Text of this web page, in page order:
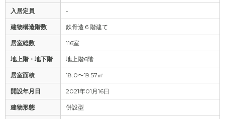
入居定員 -
建物構造階数 鉄骨造６階建て
居室総数 116室
地上階・地下階 地上階6階
居室面積 18.0〜19.57㎡
開設年月日 2021年01月16日
建物形態 併設型